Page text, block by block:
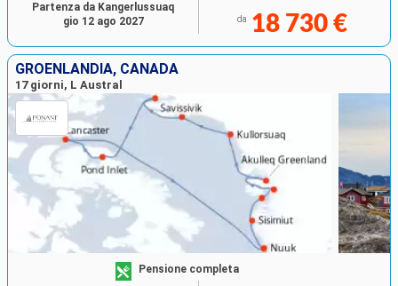
da 18 730 €
Partenza da Kangerlussuaq
gio 12 ago 2027
GROENLANDIA, CANADA
17 giorni, L Austral
Pensione completa